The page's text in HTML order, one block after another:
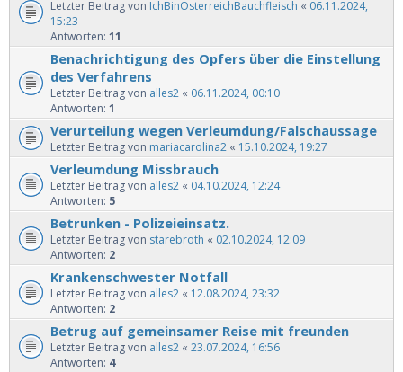
Letzter Beitrag von IchBinÖsterreichBauchfleisch « 06.11.2024,
15:23
Antworten: 11
Benachrichtigung des Opfers über die Einstellung
des Verfahrens
Letzter Beitrag von alles2 « 06.11.2024, 00:10
Antworten: 1
Verurteilung wegen Verleumdung/Falschaussage
Letzter Beitrag von mariacarolina2 « 15.10.2024, 19:27
Verleumdung Missbrauch
Letzter Beitrag von alles2 « 04.10.2024, 12:24
Antworten: 5
Betrunken - Polizeieinsatz.
Letzter Beitrag von starebroth « 02.10.2024, 12:09
Antworten: 2
Krankenschwester Notfall
Letzter Beitrag von alles2 « 12.08.2024, 23:32
Antworten: 2
Betrug auf gemeinsamer Reise mit freunden
Letzter Beitrag von alles2 « 23.07.2024, 16:56
Antworten: 4